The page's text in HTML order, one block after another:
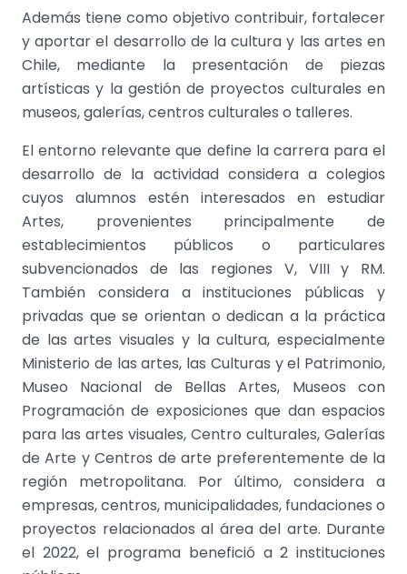
Además tiene como objetivo contribuir, fortalecer
y aportar el desarrollo de la cultura y las artes en
Chile, mediante la presentación de piezas
artísticas y la gestión de proyectos culturales en
museos, galerías, centros culturales o talleres.
El entorno relevante que define la carrera para el
desarrollo de la actividad considera a colegios
cuyos alumnos estén interesados en estudiar
Artes, provenientes principalmente de
establecimientos públicos o particulares
subvencionados de las regiones V, VIII y RM.
También considera a instituciones públicas y
privadas que se orientan o dedican a la práctica
de las artes visuales y la cultura, especialmente
Ministerio de las artes, las Culturas y el Patrimonio,
Museo Nacional de Bellas Artes, Museos con
Programación de exposiciones que dan espacios
para las artes visuales, Centro culturales, Galerías
de Arte y Centros de arte preferentemente de la
región metropolitana. Por último, considera a
empresas, centros, municipalidades, fundaciones o
proyectos relacionados al área del arte. Durante
el 2022, el programa benefició a 2 instituciones